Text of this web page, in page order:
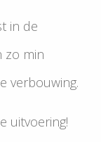
in de
zo min
verbouwing.
uitvoering!